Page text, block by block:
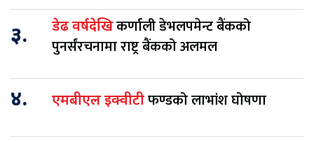
३. डेढ वर्षदेखिकर्णाली डेभलपमेन्ट बैंकको
पुनर्संरचनामा राष्ट्र बैंकको अलमल
४. एमबीएल इक्वीटीफण्डको लाभांश घोषणा